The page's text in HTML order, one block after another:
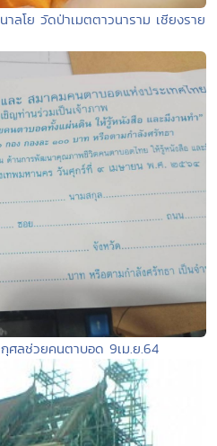
ลโย วัดป่าเมตตาวนาราม เชียงราย
ลช่วยคนตาบอด 9เม.ย.64